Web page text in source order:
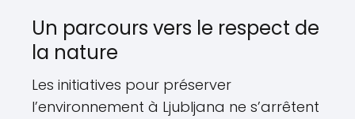
Un parcours vers le respect de
la nature
Les initiatives pour préserver
l’environnement à Ljubljana ne s’arrêtent